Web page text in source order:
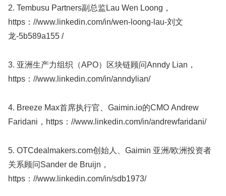
2. Tembusu Partners副总监Lau Wen Loong，
https：//www.linkedin.com/in/wen-loong-lau-刘文
龙-5b589a155 /
3. 亚洲生产力组织（APO）区块链顾问Anndy Lian，
https：//www.linkedin.com/in/anndylian/
4. Breeze Max首席执行官、Gaimin.io的CMO Andrew
Faridani，https：//www.linkedin.com/in/andrewfaridani/
5. OTCdealmakers.com创始人、Gaimin 亚洲/欧洲投资者
关系顾问Sander de Bruijn，
https：//www.linkedin.com/in/sdb1973/